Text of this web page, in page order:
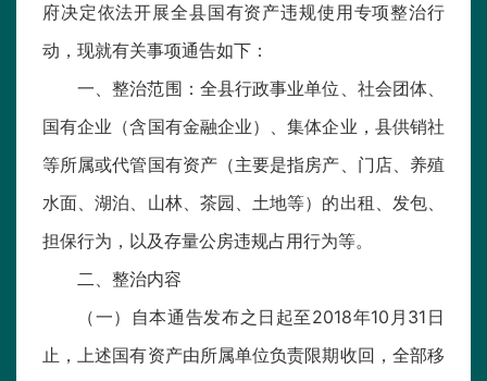
府决定依法开展全县国有资产违规使用专项整治行
动，现就有关事项通告如下：
一、整治范围：全县行政事业单位、社会团体、
国有企业（含国有金融企业）、集体企业，县供销社
等所属或代管国有资产（主要是指房产、门店、养殖
水面、湖泊、山林、茶园、土地等）的出租、发包、
担保行为，以及存量公房违规占用行为等。
二、整治内容
（一）自本通告发布之日起至2018年10月31日
止，上述国有资产由所属单位负责限期收回，全部移